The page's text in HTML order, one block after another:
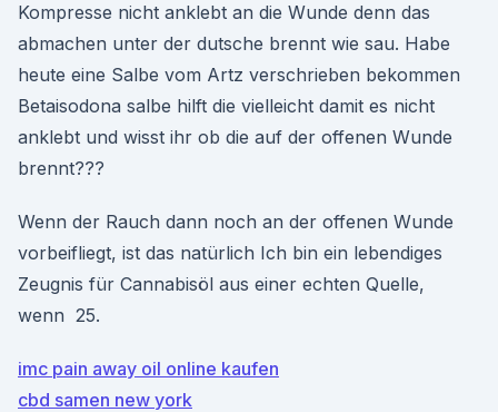
Kompresse nicht anklebt an die Wunde denn das
abmachen unter der dutsche brennt wie sau. Habe
heute eine Salbe vom Artz verschrieben bekommen
Betaisodona salbe hilft die vielleicht damit es nicht
anklebt und wisst ihr ob die auf der offenen Wunde
brennt???
Wenn der Rauch dann noch an der offenen Wunde
vorbeifliegt, ist das natürlich Ich bin ein lebendiges
Zeugnis für Cannabisöl aus einer echten Quelle,
wenn 25.
imc pain away oil online kaufen
cbd samen new york